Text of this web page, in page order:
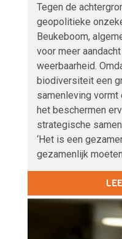
Tegen de
geopolitieke
Beukeboom,
voor meer
weerbaarheid.
biodiversiteit een
samenleving vormt
het beschermen
strategische
‘Het is een
gezamenlijk moeten